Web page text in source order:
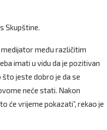
Skupštine.
medijator među različitim
imati u vidu da je pozitivan
što jeste dobro je da se
neće stati. Nakon
će vrijeme pokazati”, rekao je